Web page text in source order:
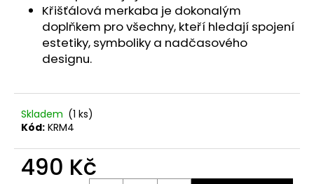
Křišťálová merkaba je dokonalým
doplňkem pro všechny, kteří hledají spojení
estetiky, symboliky a nadčasového
designu.
Skladem (1 ks)
Kód: KRM4
490 Kč
e
SRDÍČKO
150